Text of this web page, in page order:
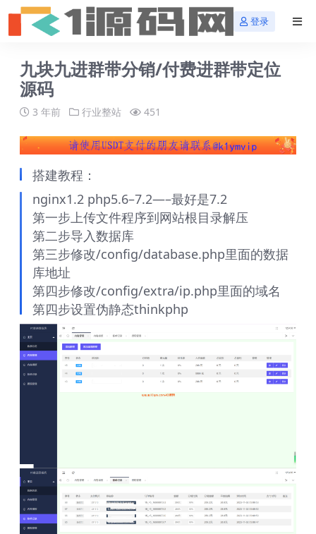
登录
九块九进群带分销/付费进群带定位
源码
3 年前 行业整站 451
搭建教程：
nginx1.2 php5.6–7.2—–最好是7.2
第一步上传文件程序到网站根目录解压
第二步导入数据库
第三步修改/config/database.php里面的数据
库地址
第四步修改/config/extra/ip.php里面的域名
第四步设置伪静态thinkphp